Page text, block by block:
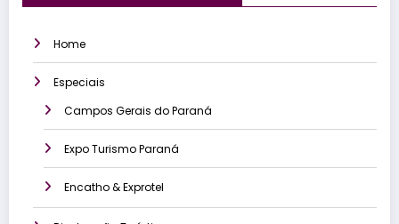
Home
Especiais
Campos Gerais do Paraná
Expo Turismo Paraná
Encatho & Exprotel